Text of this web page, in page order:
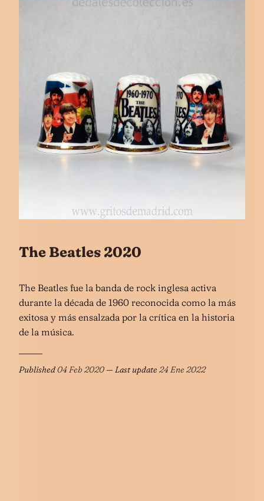
The Beatles 2020
The Beatles fue la banda de rock​ inglesa activa
durante la década de 1960 reconocida como la más
exitosa y más ensalzada por la crítica en la historia
de la música.
Published04 Feb 2020— Last update24 Ene 2022